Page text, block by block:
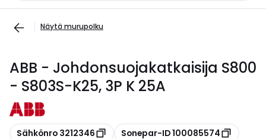
Näytä murupolku
ABB - Johdonsuojakatkaisija S800
- S803S-K25, 3P K 25A
Kopioi
Sähkönro 3212346 Kopioi
Sonepar-ID 100085574